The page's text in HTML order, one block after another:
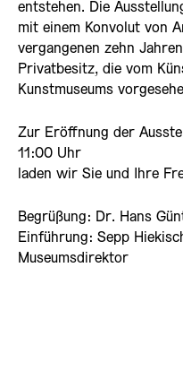
entstehen. Die
mit einem Konvolut von
vergangenen zehn
Privatbesitz, die vom
Kunstmuseums
Zur Eröffnung der
11:00 Uhr
laden wir Sie und Ihre
Begrüßung: Dr. Hans
Einführung: Sepp
Museumsdirektor